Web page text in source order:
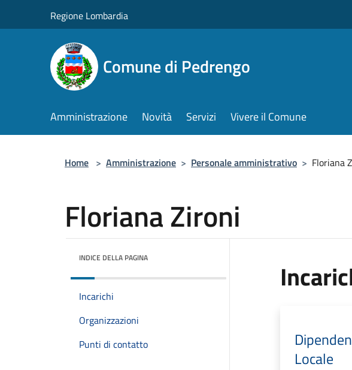
Regione Lombardia
Comune di Pedrengo
Amministrazione Novità Servizi Vivere il Comune
Home > Amministrazione > Personale amministrativo > Floriana
Floriana Zironi
INDICE DELLA PAGINA
Incarichi
Organizzazioni
Punti di contatto
Locale